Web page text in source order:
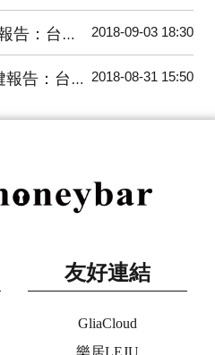
日資金流向 2018-09-03 18:30
每日資金流向 2018-08-31 15:50
友好連結
GliaCloud